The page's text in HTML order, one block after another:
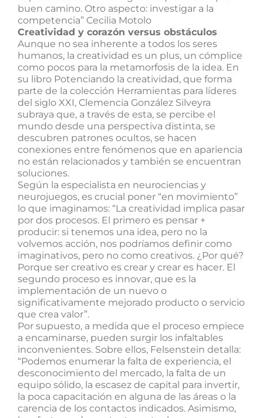
buen camino. Otro aspecto: investigar a la
competencia” Cecilia Motolo
Creatividad y corazón versus obstáculos
Aunque no sea inherente a todos los seres
humanos, la creatividad es un plus, un cómplice
como pocos para la metamorfosis de la idea. En
su libro Potenciando la creatividad, que forma
parte de la colección Herramientas para líderes
del siglo XXI, Clemencia González Silveyra
subraya que, a través de esta, se percibe el
mundo desde una perspectiva distinta, se
descubren patrones ocultos, se hacen
conexiones entre fenómenos que en apariencia
no están relacionados y también se encuentran
soluciones.
Según la especialista en neurociencias y
neurojuegos, es crucial poner “en movimiento”
lo que imaginamos: “La creatividad implica pasar
por dos procesos. El primero es pensar +
producir: si tenemos una idea, pero no la
volvemos acción, nos podríamos definir como
imaginativos, pero no como creativos. ¿Por qué?
Porque ser creativo es crear y crear es hacer. El
segundo proceso es innovar, que es la
implementación de un nuevo o
significativamente mejorado producto o servicio
que crea valor”.
Por supuesto, a medida que el proceso empiece
a encaminarse, pueden surgir los infaltables
inconvenientes. Sobre ellos, Felsenstein detalla:
“Podemos enumerar la falta de experiencia, el
desconocimiento del mercado, la falta de un
equipo sólido, la escasez de capital para invertir,
la poca capacitación en alguna de las áreas o la
carencia de los contactos indicados. Asimismo,